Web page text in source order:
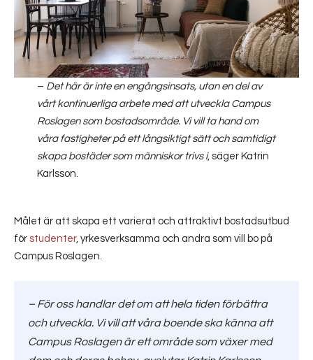
– Det här är inte en engångsinsats, utan en del av
vårt kontinuerliga arbete med att utveckla Campus
Roslagen som bostadsområde. Vi vill ta hand om
våra fastigheter på ett långsiktigt sätt och samtidigt
skapa bostäder som människor trivs i, säger Katrin
Karlsson.
Målet är att skapa ett varierat och attraktivt bostadsutbud
för studenter, yrkesverksamma och andra som vill bo på
Campus Roslagen.
– För oss handlar det om att hela tiden förbättra
och utveckla. Vi vill att våra boende ska känna att
Campus Roslagen är ett område som växer med